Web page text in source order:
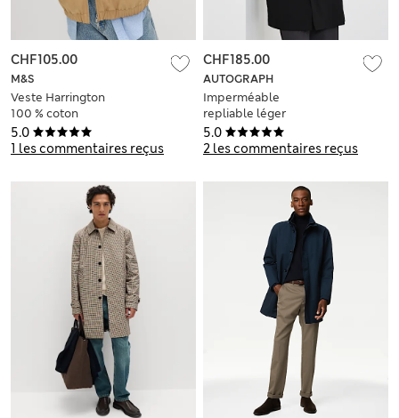
5.0
1 les commentaires reçus
M&S
Veste Harrington
100 % coton
CHF105.00
5.0
2 les commentaires reçus
AUTOGRAPH
Imperméable
repliable léger
Performance
CHF185.00